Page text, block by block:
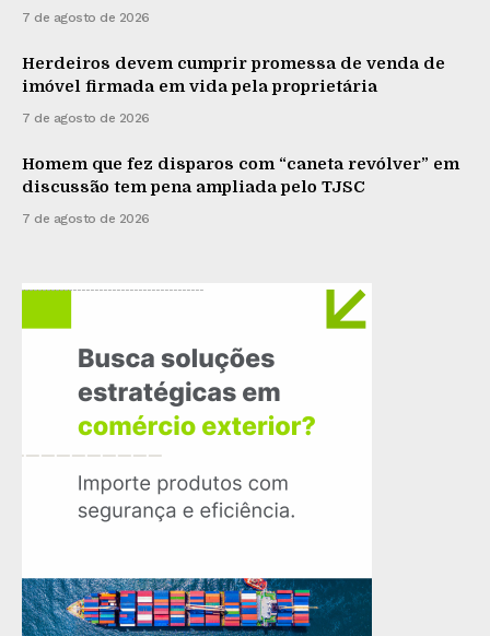
7 de agosto de 2026
Herdeiros devem cumprir promessa de venda de
imóvel firmada em vida pela proprietária
7 de agosto de 2026
Homem que fez disparos com “caneta revólver” em
discussão tem pena ampliada pelo TJSC
7 de agosto de 2026